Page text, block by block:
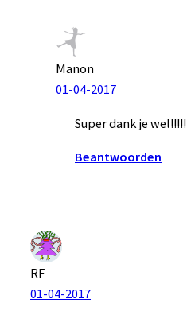
Manon
01-04-2017
Super dank je wel!!!!!
Beantwoorden
RF
01-04-2017